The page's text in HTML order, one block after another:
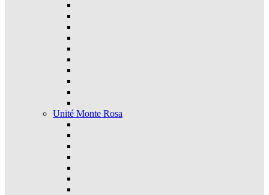
Unité Monte Rosa